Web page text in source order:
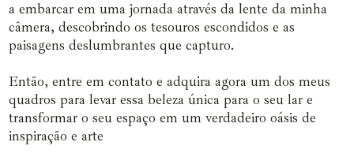
a embarcar em uma jornada através da lente da minha
câmera, descobrindo os tesouros escondidos e as
paisagens deslumbrantes que capturo.
Então, entre em contato e adquira agora um dos meus
quadros para levar essa beleza única para o seu lar e
transformar o seu espaço em um verdadeiro oásis de
inspiração e arte